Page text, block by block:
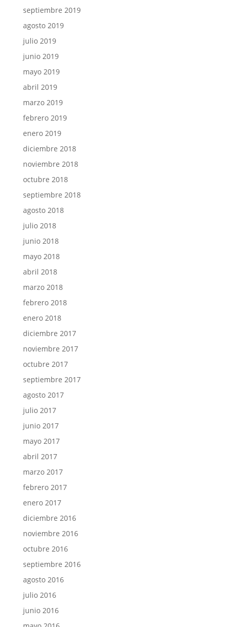
septiembre 2019
agosto 2019
julio 2019
junio 2019
mayo 2019
abril 2019
marzo 2019
febrero 2019
enero 2019
diciembre 2018
noviembre 2018
octubre 2018
septiembre 2018
agosto 2018
julio 2018
junio 2018
mayo 2018
abril 2018
marzo 2018
febrero 2018
enero 2018
diciembre 2017
noviembre 2017
octubre 2017
septiembre 2017
agosto 2017
julio 2017
junio 2017
mayo 2017
abril 2017
marzo 2017
febrero 2017
enero 2017
diciembre 2016
noviembre 2016
octubre 2016
septiembre 2016
agosto 2016
julio 2016
junio 2016